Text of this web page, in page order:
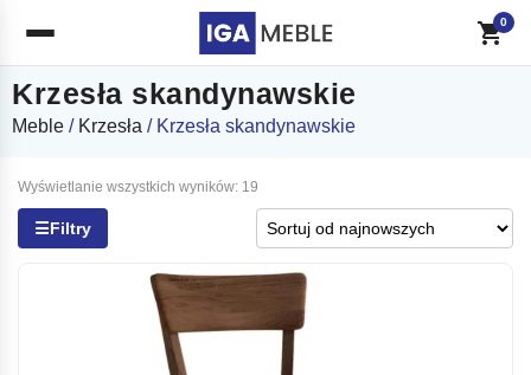
Krzesła skandynawskie
Meble / Krzesła / Krzesła skandynawskie
Wyświetlanie wszystkich wyników: 19
według
najnowszych
☰Filtry
0